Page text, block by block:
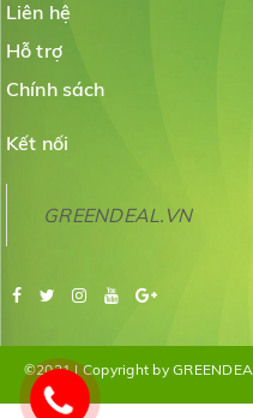
Liên hệ
Hỗ trợ
Chính sách
Kết nối
GREENDEAL.VN
©2021 | Copyright by